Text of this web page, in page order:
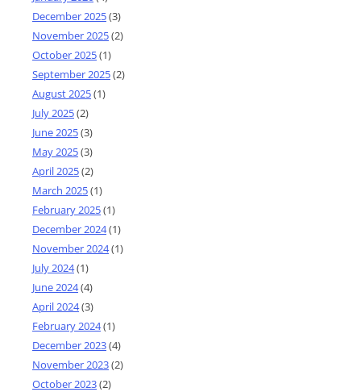
December 2025(3)
November 2025(2)
October 2025(1)
September 2025(2)
August 2025(1)
July 2025(2)
June 2025(3)
May 2025(3)
April 2025(2)
March 2025(1)
February 2025(1)
December 2024(1)
November 2024(1)
July 2024(1)
June 2024(4)
April 2024(3)
February 2024(1)
December 2023(4)
November 2023(2)
October 2023(2)